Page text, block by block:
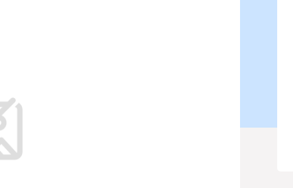
počasie s čiastočnou oblačnosťou.